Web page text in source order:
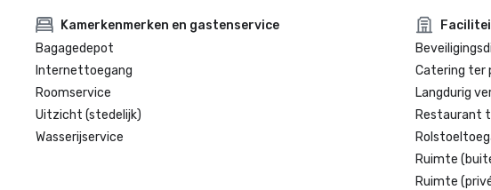
Kamerkenmerken en gastenservice
Bagagedepot
Internettoegang
Roomservice
Uitzicht (stedelijk)
Wasserijservice
Catering ter
Langdurig
Restaurant
Ruimte
Ruimte